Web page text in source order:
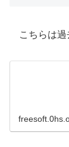
こちらは過